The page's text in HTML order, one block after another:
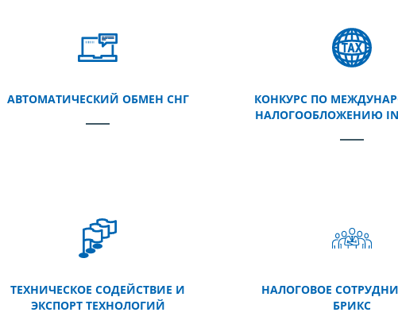
АВТОМАТИЧЕСКИЙ ОБМЕН СНГ
КОНКУРС ПО
НАЛОГООБЛОЖЕНИЮ
ТЕХНИЧЕСКОЕ СОДЕЙСТВИЕ И
ЭКСПОРТ ТЕХНОЛОГИЙ
НАЛОГОВОЕ
БРИКС